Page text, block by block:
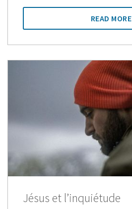
READ MORE
Jésus et l’inquiétude